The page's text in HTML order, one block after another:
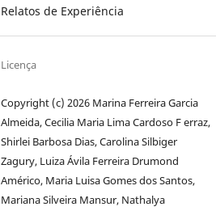
Relatos de Experiência
Licença
Copyright (c) 2026 Marina Ferreira Garcia
Almeida, Cecilia Maria Lima Cardoso F erraz,
Shirlei Barbosa Dias, Carolina Silbiger
Zagury, Luiza Ávila Ferreira Drumond
Américo, Maria Luisa Gomes dos Santos,
Mariana Silveira Mansur, Nathalya